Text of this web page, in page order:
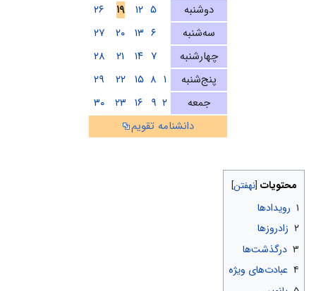
دوشنبه
۵ ۱۲ ۱۹
۲۶
سه‌شنبه
۶ ۱۳ ۲۰
۲۷
چهارشنبه
۷ ۱۴ ۲۱
۲۸
پنج‌شنبه
۱ ۸ ۱۵ ۲۲
۲۹
جمعه
۲ ۹ ۱۶ ۲۳
۳۰
دانشنامه تقویم
محتویات
۱ رویدادها
۲ زادروزها
۳ درگذشت‌ها
۴ عبادت‌های ویژه